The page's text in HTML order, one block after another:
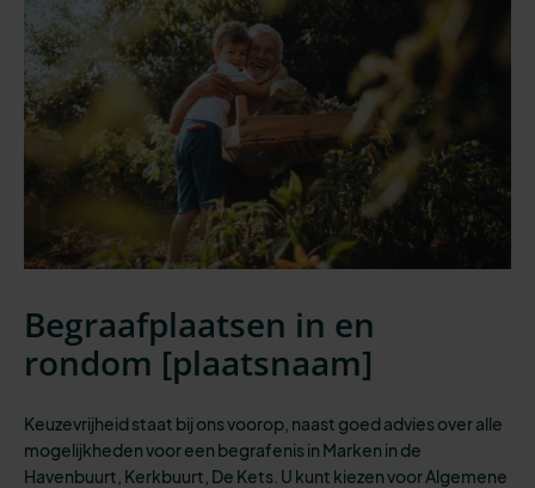
Begraafplaatsen in en
rondom [plaatsnaam]
Keuzevrijheid staat bij ons voorop, naast goed advies over alle
mogelijkhedenvoor een begrafenisin Marken in de
Havenbuurt, Kerkbuurt, De Kets. U kunt kiezen voorAlgemene